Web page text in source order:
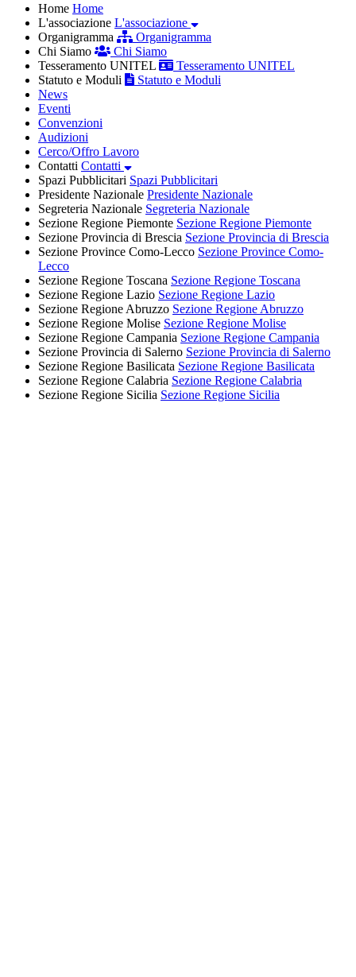
Home Home
L'associazione L'associazione
Organigramma
Organigramma
Chi Siamo
Chi Siamo
Tesseramento UNITEL
Tesseramento UNITEL
Statuto e Moduli
Statuto e Moduli
News
Eventi
Convenzioni
Audizioni
Cerco/Offro Lavoro
Contatti Contatti
Spazi Pubblicitari Spazi Pubblicitari
Presidente Nazionale Presidente Nazionale
Segreteria Nazionale Segreteria Nazionale
Sezione Regione Piemonte Sezione Regione Piemonte
Sezione Provincia di Brescia Sezione Provincia di Brescia
Sezione Province Como-Lecco Sezione Province Como-
Lecco
Sezione Regione Toscana Sezione Regione Toscana
Sezione Regione Lazio Sezione Regione Lazio
Sezione Regione Abruzzo Sezione Regione Abruzzo
Sezione Regione Molise Sezione Regione Molise
Sezione Regione Campania Sezione Regione Campania
Sezione Provincia di Salerno Sezione Provincia di Salerno
Sezione Regione Basilicata Sezione Regione Basilicata
Sezione Regione Calabria Sezione Regione Calabria
Sezione Regione Sicilia Sezione Regione Sicilia